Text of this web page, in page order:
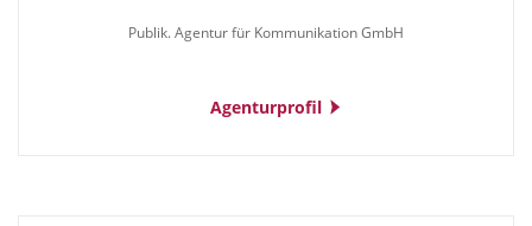
Publik. Agentur für Kommunikation GmbH
Agenturprofil